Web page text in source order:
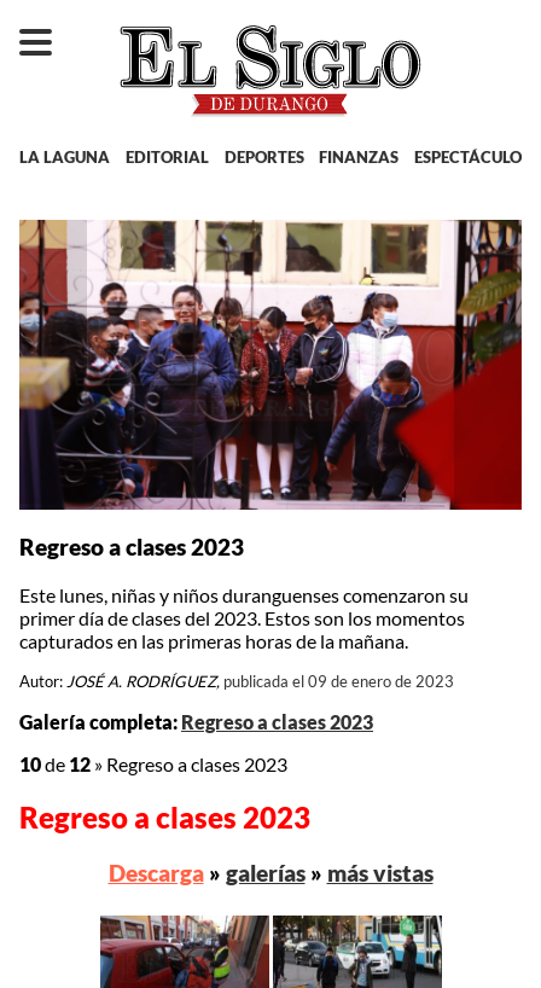
LA LAGUNA EDITORIAL DEPORTES FINANZAS ESPECTÁCULOS
Regreso a clases 2023
Este lunes, niñas y niños duranguenses comenzaron su
primer día de clases del 2023. Estos son los momentos
capturados en las primeras horas de la mañana.
Autor:JOSÉ A. RODRÍGUEZ, publicada el 09 de enero de 2023
Galería completa: Regreso a clases 2023
10de 12 » Regreso a clases 2023
Regreso a clases 2023
Descarga» galerías» más vistas